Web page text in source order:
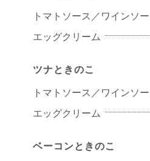
トマトソース／ワインソ
エッグクリーム
ツナときのこ
トマトソース／ワインソ
エッグクリーム
ベーコンときのこ